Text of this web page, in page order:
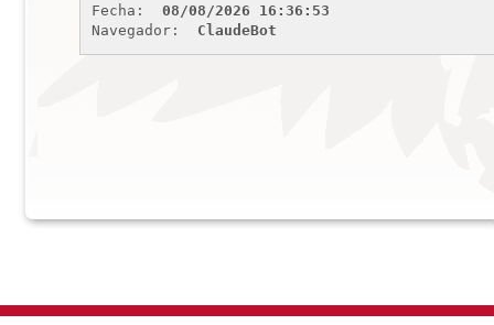
Fecha:
08/08/2026 16:36:53
Navegador:
ClaudeBot